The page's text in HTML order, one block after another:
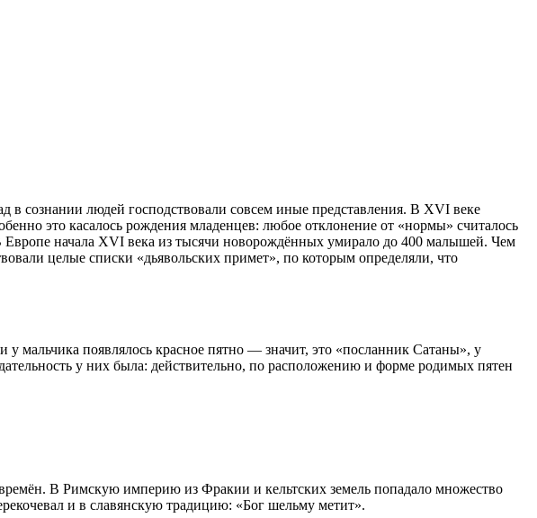
в сознании людей господствовали совсем иные представления. В XVI веке
это касалось рождения младенцев: любое отклонение от «нормы» считалось
начала XVI века из тысячи новорождённых умирало до 400 малышей. Чем
целые списки «дьявольских примет», по которым определяли, что
мальчика появлялось красное пятно — значит, это «посланник Сатаны», у
у них была: действительно, по расположению и форме родимых пятен
В Римскую империю из Фракии и кельтских земель попадало множество
и в славянскую традицию: «Бог шельму метит».